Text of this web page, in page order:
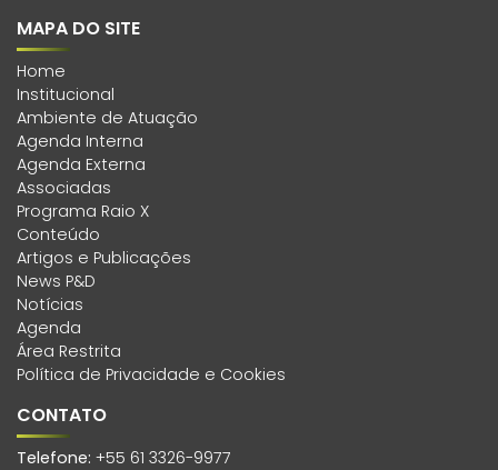
MAPA DO SITE
Home
Institucional
Ambiente de Atuação
Agenda Interna
Agenda Externa
Associadas
Programa Raio X
Conteúdo
Artigos e Publicações
News P&D
Notícias
Agenda
Área Restrita
Política de Privacidade e Cookies
CONTATO
Telefone: +55 61 3326-9977